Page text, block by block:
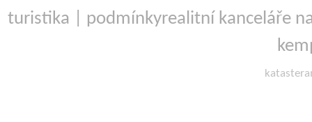
turistika
podmínkyrealitní kanceláře